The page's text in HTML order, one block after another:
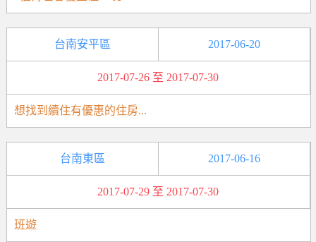
台南安平區 2017-06-20
2017-07-26 至 2017-07-30
想找到續住有優惠的住房...
台南東區 2017-06-16
2017-07-29 至 2017-07-30
班遊